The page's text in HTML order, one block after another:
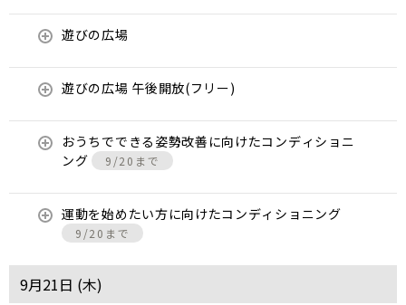
遊びの広場
遊びの広場 午後開放(フリー)
おうちでできる姿勢改善に向けたコンディショニ
ング
9/20まで
運動を始めたい方に向けたコンディショニング
9/20まで
9月21日 (木)